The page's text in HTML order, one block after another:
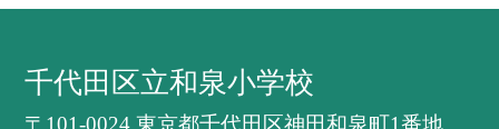
千代田区立和泉小学校
〒101-0024 東京都千代田区神田和泉町1番地